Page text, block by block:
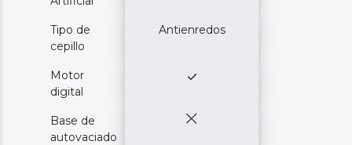
Tipo de
cepillo
Antienredos
Motor
digital
Base de
autovaciado